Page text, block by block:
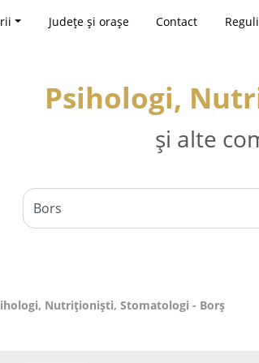
Județe și orașe Contact Reguli
Psihologi,
și alte
Nutriționiști, Stomatologi - Borş